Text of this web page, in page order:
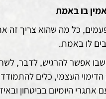
בו באמת
כל מה שהוא צריך זה
לו באמת.
שבו אפשר להרגיש, לדבר,
הדימוי העצמי, כלים
היומיום בביטחון